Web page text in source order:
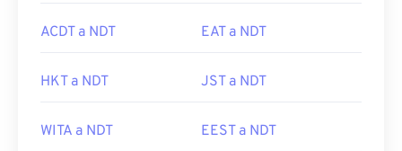
ACDT a NDT EAT a NDT
HKT a NDT JST a NDT
WITA a NDT EEST a NDT